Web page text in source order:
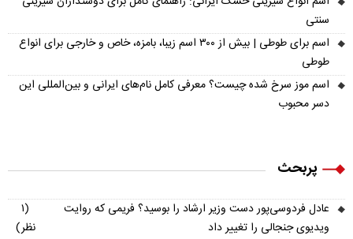
سنتی
اسم برای طوطی | بیش از ۳۰۰ اسم زیبا، بامزه، خاص و خارجی برای انواع
طوطی
اسم موز سرخ شده چیست؟ معرفی کامل نام‌های ایرانی و بین‌المللی این
دسر محبوب
پربحث
عادل فردوسی‌پور دست وزیر ارشاد را بوسید؟ فریمی که روایت
ویدیوی جنجالی را تغییر داد
(۱
نظر)